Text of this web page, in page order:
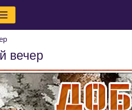
вечер